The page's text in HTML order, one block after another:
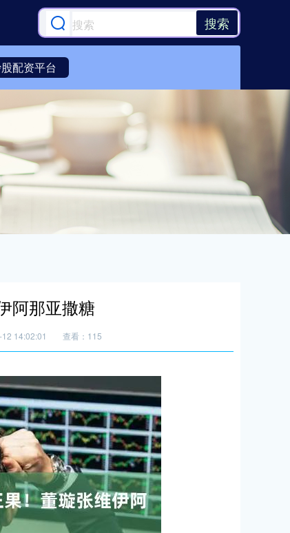
搜索
配资平台
阿那亚撒糖
14:02:01 查看：115